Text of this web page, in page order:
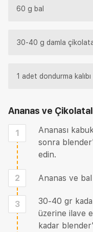
60 g bal
30-40 g damla
1 adet dondurma kalıbı
Ananas ve
1
Ananası
sonra
edin.
2 Ananas ve bal
3
30-40 gr kadar
üzerine ilave
kadar